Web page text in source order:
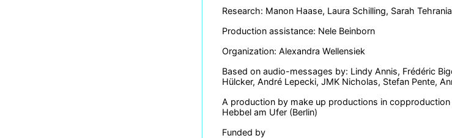
Research: Manon Haase, Laura Schilling, Sarah
Production assistance: Nele Beinborn
Organization: Alexandra Wellensiek
Based on audio-messages by: Lindy Annis, Frédéric
Hülcker, André Lepecki, JMK Nicholas, Stefan Pente,
A production by make up productions in
Hebbel am Ufer (Berlin)
Funded by